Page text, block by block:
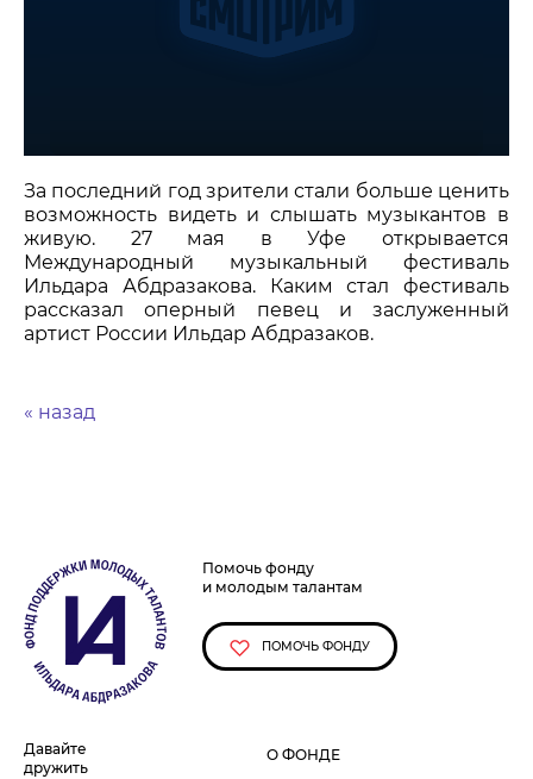
info@iafoundation.ru
За последний год зрители стали больше ценить
возможность видеть и слышать музыкантов в
живую. 27 мая в Уфе открывается
Международный музыкальный фестиваль
Ильдара Абдразакова. Каким стал фестиваль
рассказал оперный певец и заслуженный
артист России Ильдар Абдразаков.
« назад
Помочь фонду
и молодым талантам
ПОМОЧЬ ФОНДУ
О ФОНДЕ
Давайте
дружить